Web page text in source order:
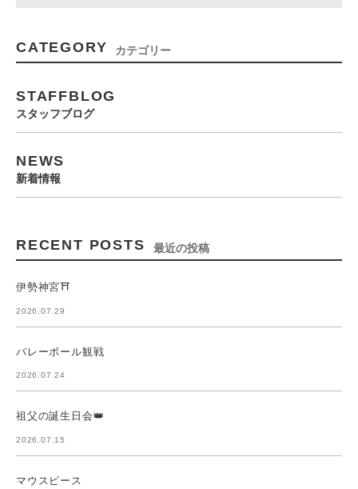
CATEGORY カテゴリー
STAFFBLOG
スタッフブログ
NEWS
新着情報
RECENT POSTS 最近の投稿
伊勢神宮⛩️
2026.07.29
バレーボール観戦
2026.07.24
祖父の誕生日会👑
2026.07.15
マウスピース